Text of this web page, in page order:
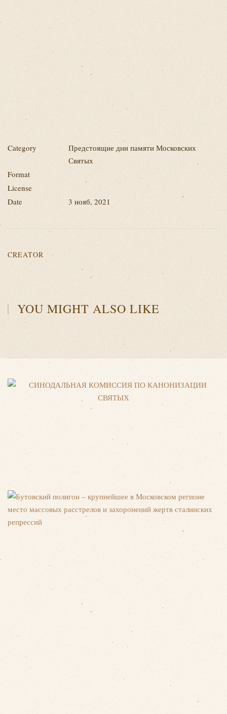
Category
Предстоящие дни памяти Московских
Святых
Format
License
Date
3 нояб, 2021
CREATOR
YOU MIGHT ALSO LIKE